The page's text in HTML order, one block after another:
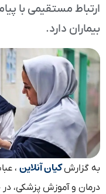
ارتباط مستقیمی با
بیماران دارد.
به گزارشکیان آنلاین ،
درمان و آموزش پزشکی،